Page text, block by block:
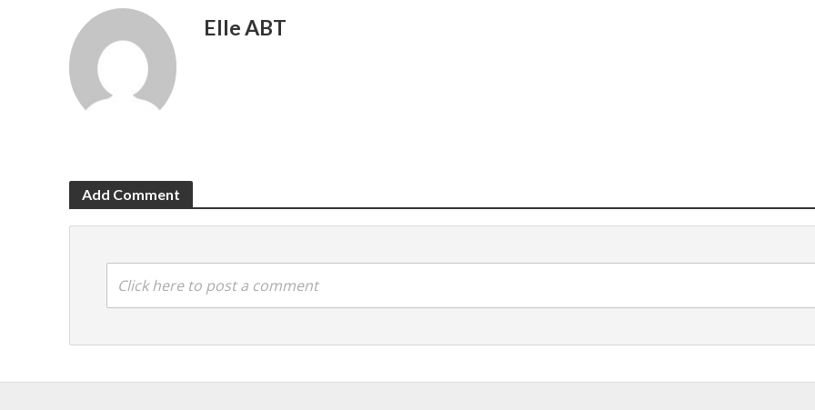
Elle ABT
Add Comment
Click here to post a comment